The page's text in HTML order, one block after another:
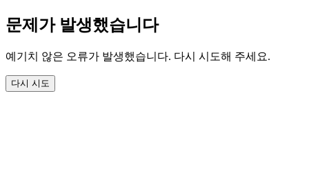
문제가 발생했습니다
예기치 않은 오류가 발생했습니다. 다시 시도해 주세요.
다시 시도